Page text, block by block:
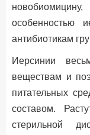
особенностью
антибиотикам
Иерсинии
веществам и
питательных
составом.
стерильной